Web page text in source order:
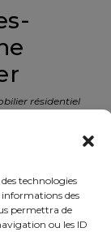
technologies
informations des
permettra de
ou les ID
résidentiel
2992